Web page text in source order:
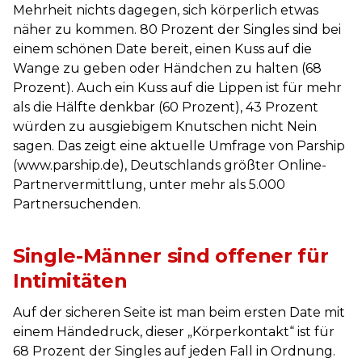
Mehrheit nichts dagegen, sich körperlich etwas
näher zu kommen. 80 Prozent der Singles sind bei
einem schönen Date bereit, einen Kuss auf die
Wange zu geben oder Händchen zu halten (68
Prozent). Auch ein Kuss auf die Lippen ist für mehr
als die Hälfte denkbar (60 Prozent), 43 Prozent
würden zu ausgiebigem Knutschen nicht Nein
sagen. Das zeigt eine aktuelle Umfrage von Parship
(www.parship.de), Deutschlands größter Online-
Partnervermittlung, unter mehr als 5.000
Partnersuchenden.
Single-Männer sind offener für
Intimitäten
Auf der sicheren Seite ist man beim ersten Date mit
einem Händedruck, dieser „Körperkontakt“ ist für
68 Prozent der Singles auf jeden Fall in Ordnung.